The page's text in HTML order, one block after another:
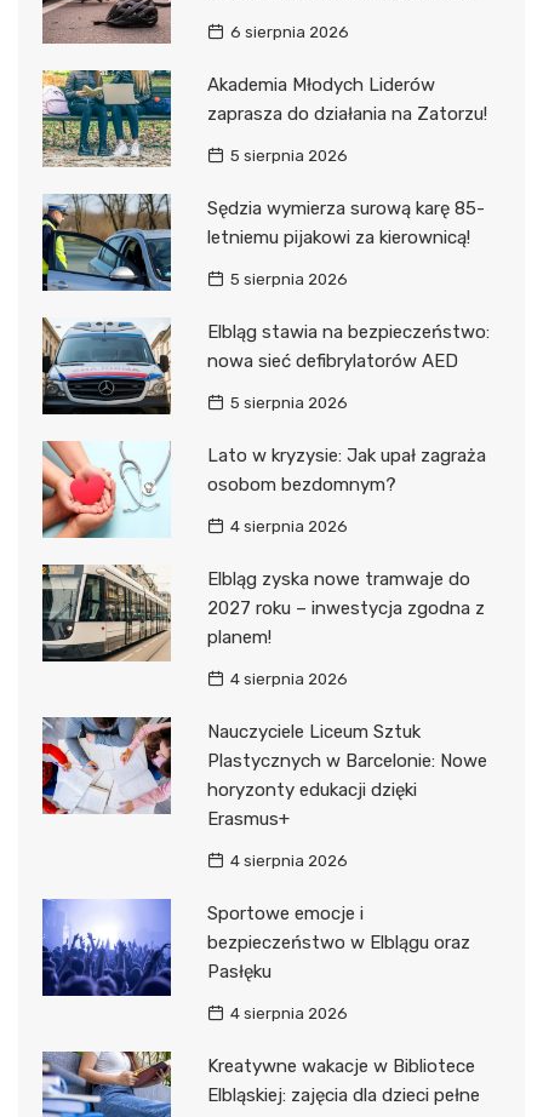
6 sierpnia 2026
Akademia Młodych Liderów
zaprasza do działania na Zatorzu!
5 sierpnia 2026
Sędzia wymierza surową karę 85-
letniemu pijakowi za kierownicą!
5 sierpnia 2026
Elbląg stawia na bezpieczeństwo:
nowa sieć defibrylatorów AED
5 sierpnia 2026
Lato w kryzysie: Jak upał zagraża
osobom bezdomnym?
4 sierpnia 2026
Elbląg zyska nowe tramwaje do
2027 roku – inwestycja zgodna z
planem!
4 sierpnia 2026
Nauczyciele Liceum Sztuk
Plastycznych w Barcelonie: Nowe
horyzonty edukacji dzięki
Erasmus+
4 sierpnia 2026
Sportowe emocje i
bezpieczeństwo w Elblągu oraz
Pasłęku
4 sierpnia 2026
Kreatywne wakacje w Bibliotece
Elbląskiej: zajęcia dla dzieci pełne